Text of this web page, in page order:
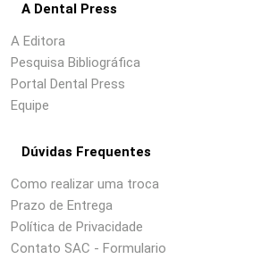
A Dental Press
A Editora
Pesquisa Bibliográfica
Portal Dental Press
Equipe
Dúvidas Frequentes
Como realizar uma troca
Prazo de Entrega
Política de Privacidade
Contato SAC - Formulario